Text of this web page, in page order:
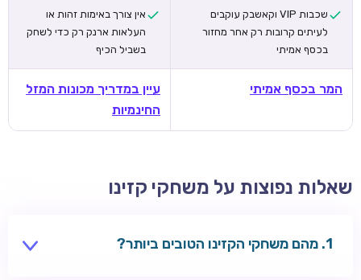
שכבות VIP וקאשבק עוקבים
לעיתים קרובות רק אחר מחזור
בכסף אמיתי
אין צורך באימות זהות או
העלאות ארנק רק כדי לשחק
בשביל הכיף
המר בכסף אמיתי
עיין במדריך מכונות המזל
החינמיות
שאלות נפוצות על משחקי קזינו
מהם משחקי הקזינו הטובים ביותר?